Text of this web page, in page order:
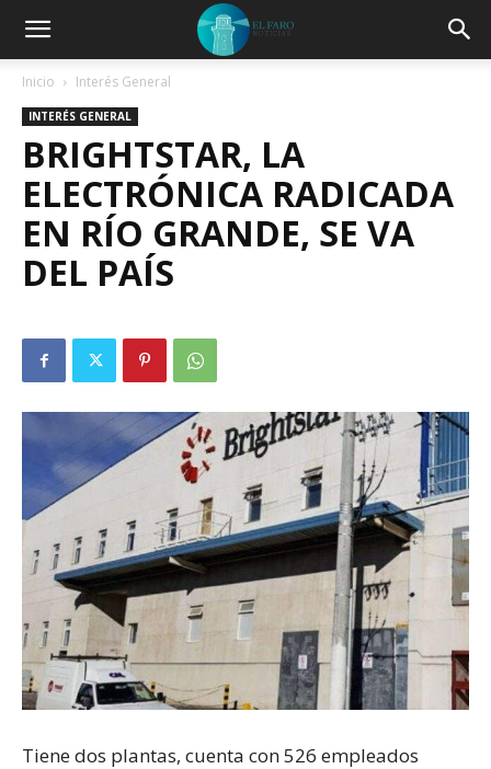
Inicio Interés General
INTERÉS GENERAL
BRIGHTSTAR, LA
ELECTRÓNICA RADICADA
EN RÍO GRANDE, SE VA
DEL PAÍS
Tiene dos plantas, cuenta con 526 empleados